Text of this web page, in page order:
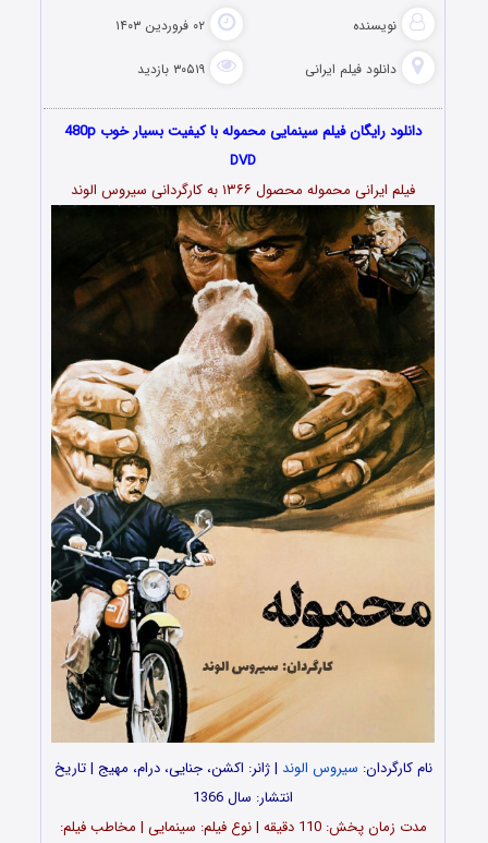
نویسنده ۰۲ فروردین ۱۴۰۳
دانلود فیلم‌ ایرانی ۳۰۵۱۹ بازدید
دانلود رایگان فیلم سینمایی محموله با کیفیت بسیار خوب 480p
DVD
فیلم ایرانی محموله محصول ۱۳۶۶ به کارگردانی سیروس الوند
نام کارگردان: سیروس الوند | ژانر: اکشن، جنایی، درام، مهیج | تاریخ
انتشار: سال 1366
مدت‌‌ زمان پخش: 110 دقیقه | نوع فیلم: سینمایی | مخاطب فیلم: